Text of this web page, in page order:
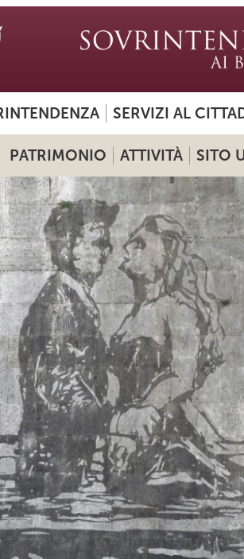
SERVIZI AL
PATRIMONIO ATTIVITÀ SITO